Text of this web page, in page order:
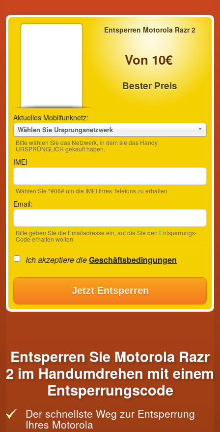
Entsperren Motorola Razr 2
Von 10€
Bester Preis
Aktuelles Mobilfunknetz:
Wählen Sie Ursprungsnetzwerk
Bitte wählen Sie das Netzwerk, in dem sie das Handy
URSPRÜNGLICH gekauft haben.
IMEI
Wählen SIe *#06# um die IMEI Ihres Telefons zu erhalten
Email:
Bitte geben SIe die Emailadresse ein, auf die Sie den Entsperrungs-
Code erhalten wollen
Ich akzeptiere dieGeschäftsbedingungen
Jetzt Entsperren
Entsperren Sie Motorola Razr
2 im Handumdrehen mit einem
Entsperrungscode
Der schnellste Weg zur Entsperrung
Ihres Motorola